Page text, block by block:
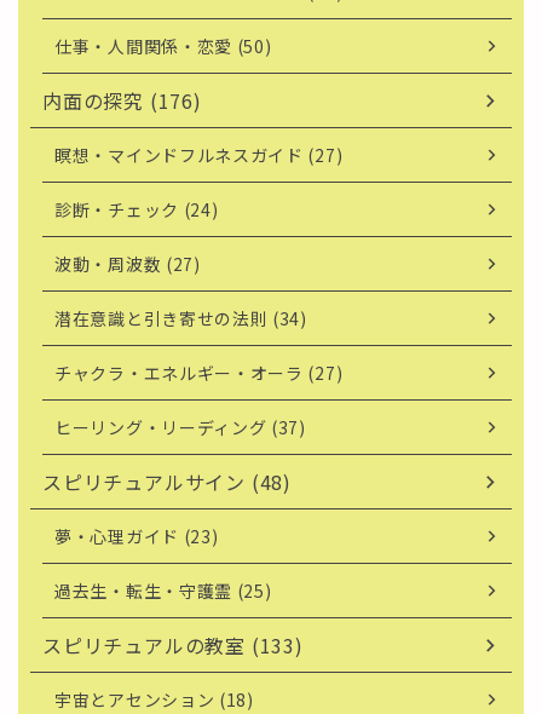
仕事・人間関係・恋愛 (50)
内面の探究 (176)
瞑想・マインドフルネスガイド (27)
診断・チェック (24)
波動・周波数 (27)
潜在意識と引き寄せの法則 (34)
チャクラ・エネルギー・オーラ (27)
ヒーリング・リーディング (37)
スピリチュアルサイン (48)
夢・心理ガイド (23)
過去生・転生・守護霊 (25)
スピリチュアルの教室 (133)
宇宙とアセンション (18)